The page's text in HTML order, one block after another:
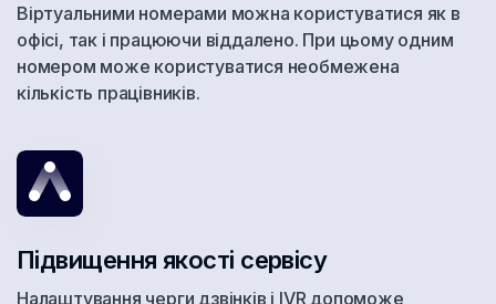
Великобритания
Венгрия
Гана
Віртуальними номерами можна користуватися як в
офісі, так і працюючи віддалено. При цьому одним
номером може користуватися необмежена
кількість працівників.
Підвищення якості сервісу
Налаштування черги дзвінків і IVR допоможе